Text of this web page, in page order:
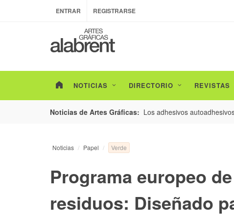
ENTRAR REGISTRARSE
NOTICIAS DIRECTORIO REVISTAS
Noticias de Artes Gráficas:
de envases con un nuevo estudio de Los adhesivos
Noticias Papel Verde
Programa europeo
residuos: Diseñado